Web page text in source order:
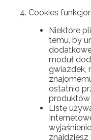
Cookies
Niektóre
temu, by
moduł
gwiazdek,
ostatnio
produktów
Listę